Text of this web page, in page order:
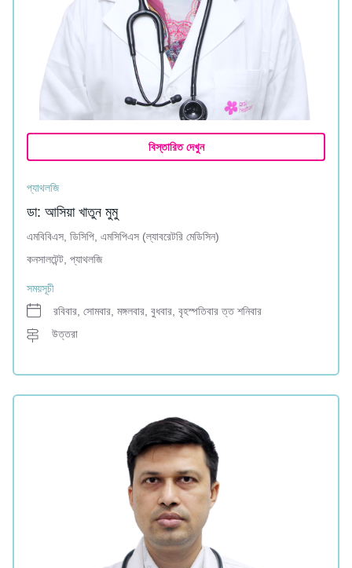
বিস্তারিত দেখুন
প্যাথলজি
ডা: আসিয়া খাতুন মুমু
এমবিবিএস, ডিসিপি, এমসিপিএস (ল্যাবরেটরি মেডিসিন)
কনসালটেন্ট, প্যাথলজি
সময়সূচী
রবিবার, সোমবার, মঙ্গলবার, বুধবার, বৃহস্পতিবার ত্ত শনিবার
উত্তরা